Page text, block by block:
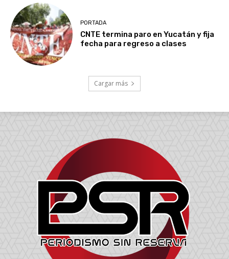
PORTADA
CNTE termina paro en Yucatán y fija
fecha para regreso a clases
Cargar más